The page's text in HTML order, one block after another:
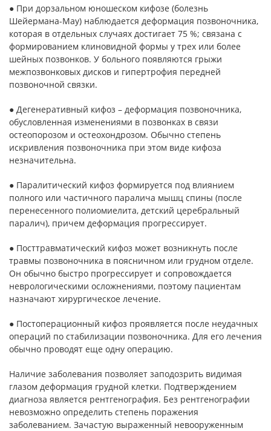
● При дорзальном юношеском кифозе (болезнь
Шейермана-Мау) наблюдается деформация позвоночника,
которая в отдельных случаях достигает 75 %; связана с
формированием клиновидной формы у трех или более
шейных позвонков. У больного появляются грыжи
межпозвонковых дисков и гипертрофия передней
позвоночной связки.
● Дегенеративный кифоз – деформация позвоночника,
обусловленная изменениями в позвонках в связи
остеопорозом и остеохондрозом. Обычно степень
искривления позвоночника при этом виде кифоза
незначительна.
● Паралитический кифоз формируется под влиянием
полного или частичного паралича мышц спины (после
перенесенного полиомиелита, детский церебральный
паралич), причем деформация прогрессирует.
● Посттравматический кифоз может возникнуть после
травмы позвоночника в поясничном или грудном отделе.
Он обычно быстро прогрессирует и сопровождается
неврологическими осложнениями, поэтому пациентам
назначают хирургическое лечение.
● Постоперационный кифоз проявляется после неудачных
операций по стабилизации позвоночника. Для его лечения
обычно проводят еще одну операцию.
Наличие заболевания позволяет заподозрить видимая
глазом деформация грудной клетки. Подтверждением
диагноза является рентгенография. Без рентгенографии
невозможно определить степень поражения
заболеванием. Зачастую выраженный невооруженным